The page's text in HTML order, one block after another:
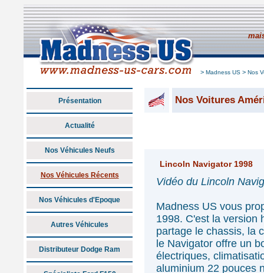
> Madness US > Nos
Présentation
Actualité
Nos Véhicules Neufs
Nos Véhicules Récents
Nos Véhicules d'Epoque
Autres Véhicules
Distributeur Dodge Ram
Nos Voitures
Lincoln Navigator 1998
Vidéo du Lincoln
Madness US vous
1998. C'est la version
partage le chassis, la
le Navigator offre un
électriques,
aluminium 22 pouces